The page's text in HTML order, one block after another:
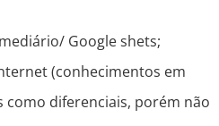
Google shets;
(conhecimentos em
como diferenciais, porém não